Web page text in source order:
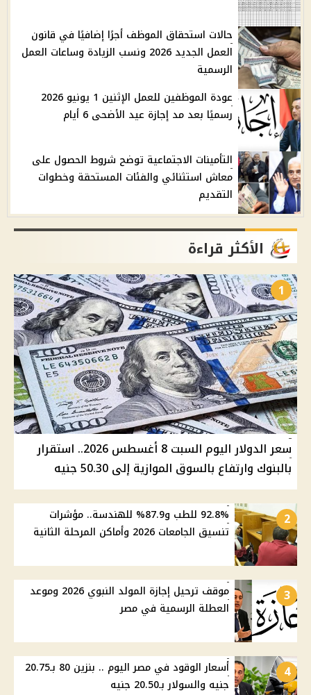
حالات استحقاق الموظف أجرًا إضافيًا في قانون
العمل الجديد 2026 ونسب الزيادة وساعات العمل
الرسمية
عودة الموظفين للعمل الإثنين 1 يونيو 2026
رسميًا بعد مد إجازة عيد الأضحى 6 أيام
التأمينات الاجتماعية توضح شروط الحصول على
معاش استثنائي والفئات المستحقة وخطوات
التقديم
الأكثر قراءة
1
سعر الدولار اليوم السبت 8 أغسطس 2026.. استقرار
بالبنوك وارتفاع بالسوق الموازية إلى 50.30 جنيه
2
92.8% للطب و87.9% للهندسة.. مؤشرات
تنسيق الجامعات 2026 وأماكن المرحلة الثانية
3
موقف ترحيل إجازة المولد النبوي 2026 وموعد
العطلة الرسمية في مصر
4
أسعار الوقود في مصر اليوم .. بنزين 80 بـ20.75
جنيه والسولار بـ20.50 جنيه